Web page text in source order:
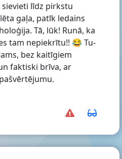
līdz pirkstu
gaļa, patīk ledains
Tā, lūk! Runā, ka
tam nepiekrītu!! 😂 Tu-
bez kaitīgiem
faktiski brīva, ar